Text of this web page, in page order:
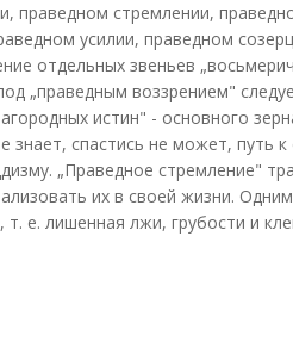
праведном стремлении,
усилии, праведном
отдельных звеньев
„праведным воззрением"
истин" - основного
знает, спастись не может, путь
„Праведное стремление"
их в своей жизни.
е. лишенная лжи, грубости и